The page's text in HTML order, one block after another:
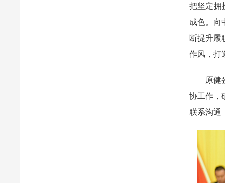
把坚定拥
成色。向
断提升履
作风，打
原健强
协工作，
联系沟通